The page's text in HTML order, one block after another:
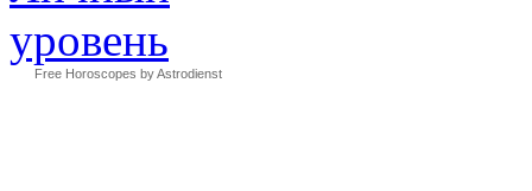
Free Horoscopes by Astrodienst